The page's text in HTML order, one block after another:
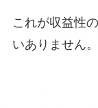
これが収益性
いありません。